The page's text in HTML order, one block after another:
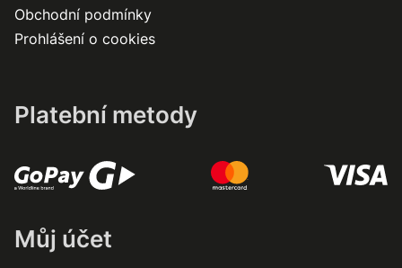
Obchodní podmínky
Prohlášení o cookies
Platební metody
Můj účet